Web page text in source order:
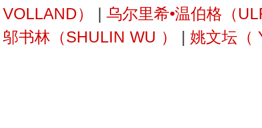
VOLLAND）
乌尔里希•温伯格（
邬书林（SHULIN WU ）
姚文坛（